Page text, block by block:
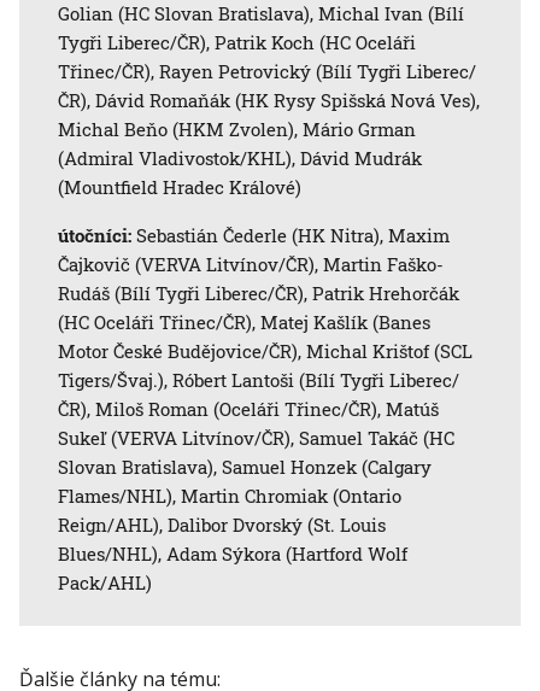
Golian (HC Slovan Bratislava), Michal Ivan (Bílí
Tygři Liberec/ČR), Patrik Koch (HC Oceláři
Třinec/ČR), Rayen Petrovický (Bílí Tygři Liberec/
ČR), Dávid Romaňák (HK Rysy Spišská Nová Ves),
Michal Beňo (HKM Zvolen), Mário Grman
(Admiral Vladivostok/KHL), Dávid Mudrák
(Mountfield Hradec Králové)
útočníci: Sebastián Čederle (HK Nitra), Maxim
Čajkovič (VERVA Litvínov/ČR), Martin Faško-
Rudáš (Bílí Tygři Liberec/ČR), Patrik Hrehorčák
(HC Oceláři Třinec/ČR), Matej Kašlík (Banes
Motor České Budějovice/ČR), Michal Krištof (SCL
Tigers/Švaj.), Róbert Lantoši (Bílí Tygři Liberec/
ČR), Miloš Roman (Oceláři Třinec/ČR), Matúš
Sukeľ (VERVA Litvínov/ČR), Samuel Takáč (HC
Slovan Bratislava), Samuel Honzek (Calgary
Flames/NHL), Martin Chromiak (Ontario
Reign/AHL), Dalibor Dvorský (St. Louis
Blues/NHL), Adam Sýkora (Hartford Wolf
Pack/AHL)
Ďalšie články na tému: